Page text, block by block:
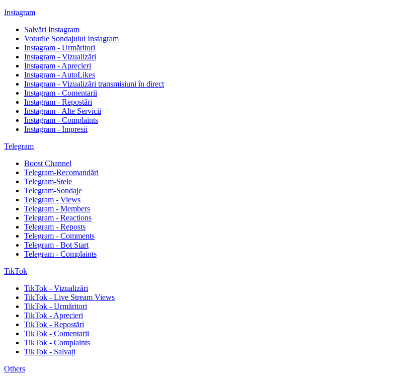
Instagram
Salvări Instagram
Voturile Sondajului Instagram
Instagram - Urmăritori
Instagram - Vizualizări
Instagram - Aprecieri
Instagram - AutoLikes
Instagram - Vizualizări transmisiuni în direct
Instagram - Comentarii
Instagram - Repostări
Instagram - Alte Servicii
Instagram - Complaints
Instagram - Impresii
Telegram
Boost Channel
Telegram-Recomandări
Telegram-Stele
Telegram-Sondaje
Telegram - Views
Telegram - Members
Telegram - Reactions
Telegram - Reposts
Telegram - Comments
Telegram - Bot Start
Telegram - Complaints
TikTok
TikTok - Vizualizări
TikTok - Live Stream Views
TikTok - Urmăritori
TikTok - Aprecieri
TikTok - Repostări
TikTok - Comentarii
TikTok - Complaints
TikTok - Salvați
Others